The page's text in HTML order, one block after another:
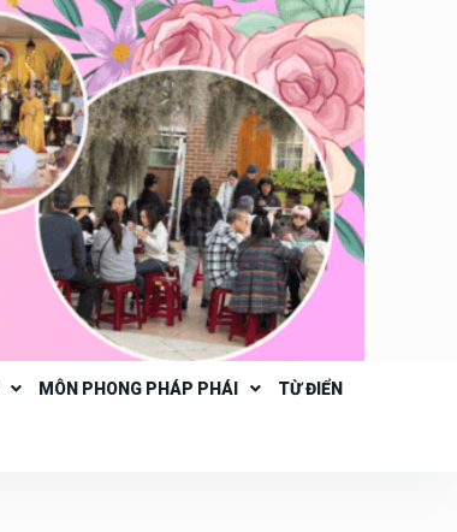
MÔN PHONG PHÁP PHÁI TỪ ĐIỂN